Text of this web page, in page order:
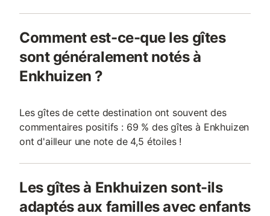
Comment est-ce-que les gîtes
sont généralement notés à
Enkhuizen ?
Les gîtes de cette destination ont souvent des
commentaires positifs : 69 % des gîtes à Enkhuizen
ont d'ailleur une note de 4,5 étoiles !
Les gîtes à Enkhuizen sont-ils
adaptés aux familles avec enfants